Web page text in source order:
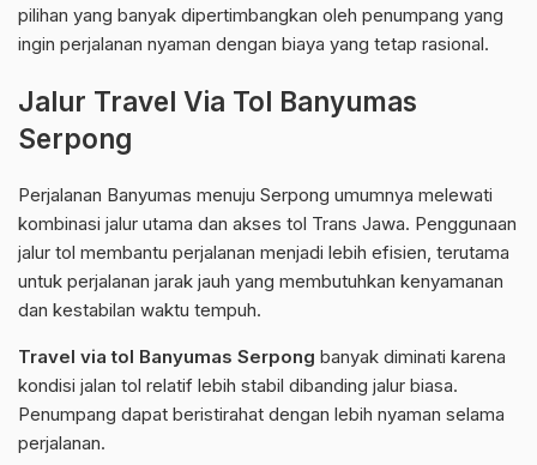
pilihan yang banyak dipertimbangkan oleh penumpang yang
ingin perjalanan nyaman dengan biaya yang tetap rasional.
Jalur Travel Via Tol Banyumas
Serpong
Perjalanan Banyumas menuju Serpong umumnya melewati
kombinasi jalur utama dan akses tol Trans Jawa. Penggunaan
jalur tol membantu perjalanan menjadi lebih efisien, terutama
untuk perjalanan jarak jauh yang membutuhkan kenyamanan
dan kestabilan waktu tempuh.
Travel via tol Banyumas Serpong banyak diminati karena
kondisi jalan tol relatif lebih stabil dibanding jalur biasa.
Penumpang dapat beristirahat dengan lebih nyaman selama
perjalanan.